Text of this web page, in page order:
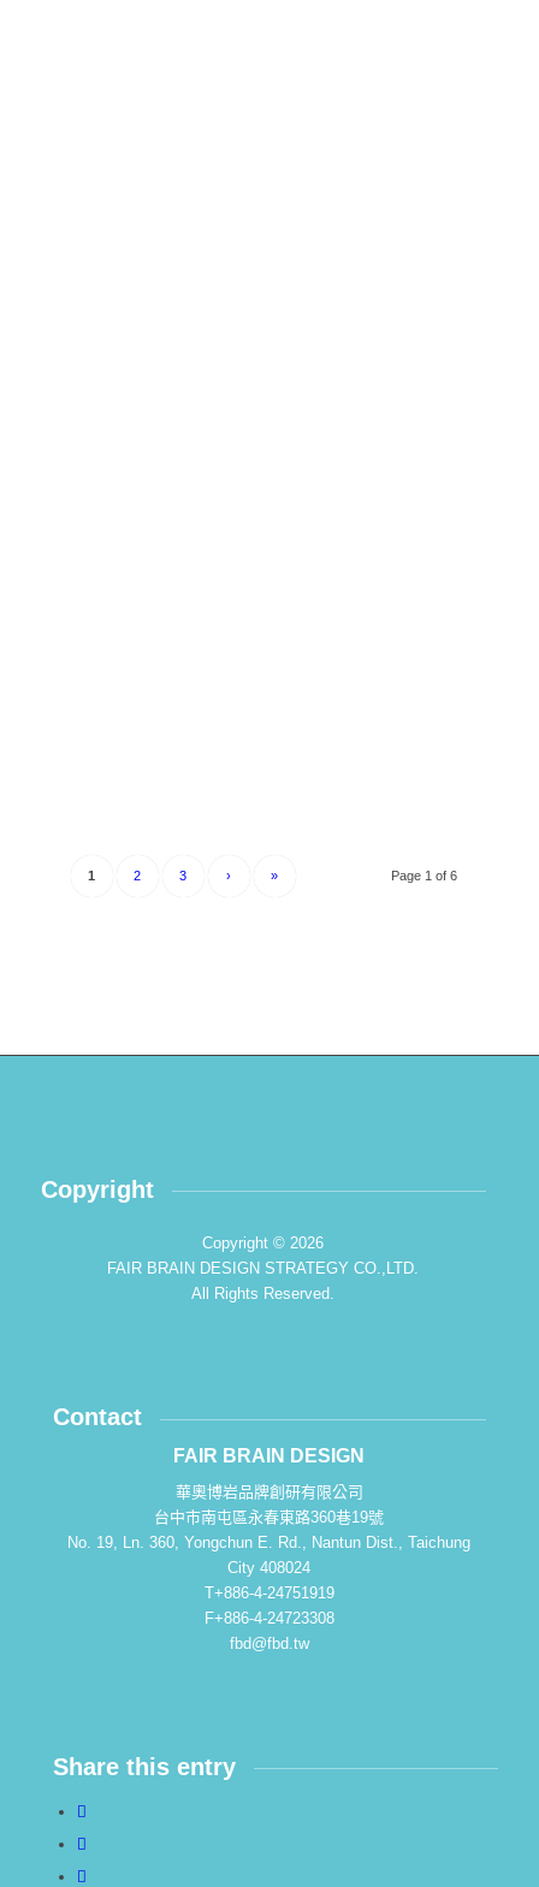
Page 1 of 6
1 2 3 › »
Copyright
Copyright © 2026
FAIR BRAIN DESIGN STRATEGY CO.,LTD.
All Rights Reserved.
Contact
FAIR BRAIN DESIGN
華奧博岩品牌創研有限公司
台中市南屯區永春東路360巷19號
No. 19, Ln. 360, Yongchun E. Rd., Nantun Dist., Taichung
City 408024
T+886-4-24751919
F+886-4-24723308
fbd@fbd.tw
Share this entry